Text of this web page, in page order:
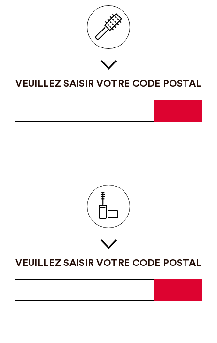
VEUILLEZ SAISIR VOTRE CODE POSTAL
VEUILLEZ SAISIR VOTRE CODE POSTAL